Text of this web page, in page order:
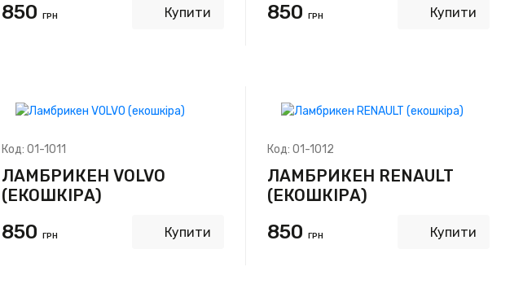
850 ГРН Купити 850 ГРН Купити
Код: 01-1011
ЛАМБРИКЕН VOLVO
(ЕКОШКІРА)
850 ГРН Купити
Код: 01-1012
ЛАМБРИКЕН RENAULT
(ЕКОШКІРА)
850 ГРН Купити